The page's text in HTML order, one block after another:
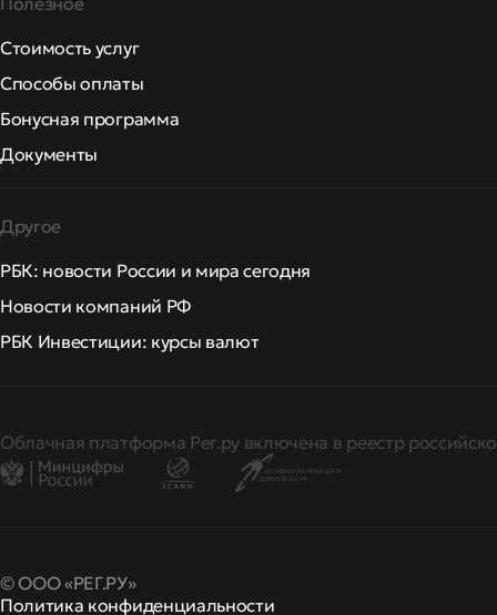
Стоимость услуг
Способы оплаты
Бонусная программа
Документы
Другое
РБК: новости России и мира сегодня
Новости компаний РФ
РБК Инвестиции: курсы валют
Облачная платформа Рег.ру включена в реестр
© ООО «РЕГ.РУ»
Политика конфиденциальности